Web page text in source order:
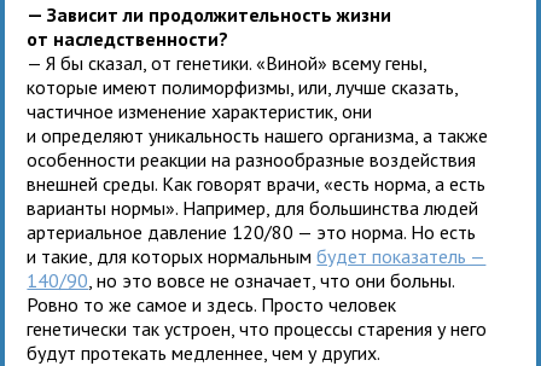
— Зависит ли продолжительность жизни
от наследственности?
— Я бы сказал, от генетики. «Виной» всему гены,
которые имеют полиморфизмы, или, лучше сказать,
частичное изменение характеристик, они
и определяют уникальность нашего организма, а также
особенности реакции на разнообразные воздействия
внешней среды. Как говорят врачи, «есть норма, а есть
варианты нормы». Например, для большинства людей
артериальное давление 120/80 — это норма. Но есть
и такие, для которых нормальнымбудет показатель —
140/90 , но это вовсе не означает, что они больны.
Ровно то же самое и здесь. Просто человек
генетически так устроен, что процессы старения у него
будут протекать медленнее, чем у других.